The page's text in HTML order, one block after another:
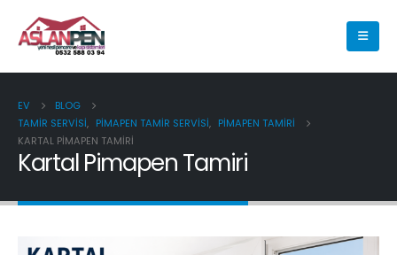
EV
BLOG
TAMIR SERVISI, PIMAPEN TAMIR SERVISI, PIMAPEN TAMIRI
KARTAL PIMAPEN TAMIRI
Kartal Pimapen Tamiri